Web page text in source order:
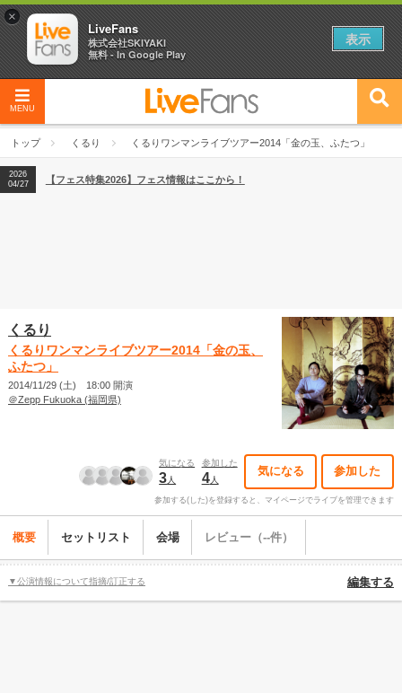
MENU
トップ くるり くるりワンマンライブツアー2014「金の玉、ふたつ」
2026
04/27
2026
【ライブ動員ランキング】2026年上半期編発表！
2026
04/27
【フェス特集2026】フェス情報はここから！
くるり
くるりワンマンライブツアー2014「金の玉、
ふたつ」
2014/11/29 (土) 18:00 開演
＠Zepp Fukuoka (福岡県)
気になる
3人
参加した
4人
気になる 参加した
参加する(した)を登録すると、マイページでライブを管理できます
概要 セットリスト 会場 レビュー（--件）
▼公演情報について指摘/訂正する 編集する
×
LiveFans
株式会社SKIYAKI
無料 - In Google Play
表示